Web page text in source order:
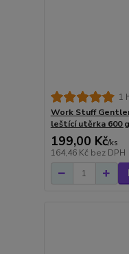
1
Work Stuff
leštící utěrka 600
199,00 Kč/ks
164,46 Kč bez DPH